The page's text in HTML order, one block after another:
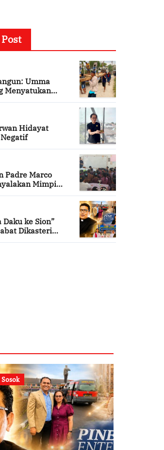
Umma
Menyatukan
Hidayat
Padre Marco
Mimpi
Daku ke Sion”
Dikasteri
Sosok